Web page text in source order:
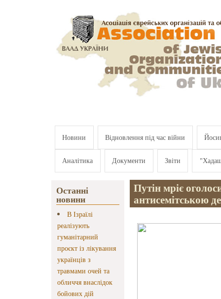
Новини Відновлення під час війни
Аналітика Документи Звіти
Останні
новини
В Ізраїлі
реалізують
гуманітарний
проєкт із лікування
українців з
травмами очей та
обличчя внаслідок
бойових дій
Путін мріє
антисемітською